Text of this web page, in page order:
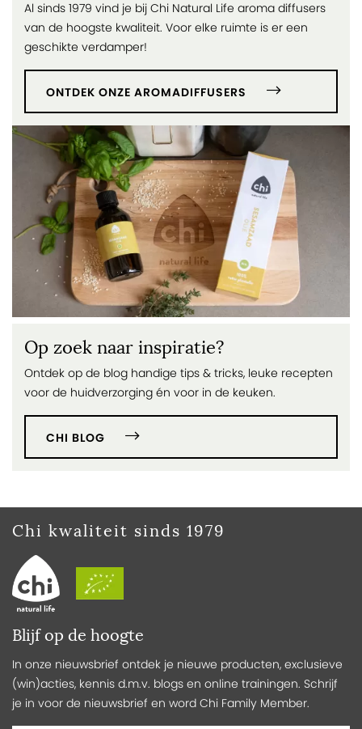
Al sinds 1979 vind je bij Chi Natural Life aroma diffusers
van de hoogste kwaliteit. Voor elke ruimte is er een
geschikte verdamper!
ONTDEK ONZE AROMADIFFUSERS
Op zoek naar inspiratie?
Ontdek op de blog handige tips & tricks, leuke recepten
voor de huidverzorging én voor in de keuken.
CHI BLOG
Blijf op de hoogte
In onze nieuwsbrief ontdek je nieuwe producten, exclusieve
(win)acties, kennis d.m.v. blogs en online trainingen. Schrijf
je in voor de nieuwsbrief en word Chi Family Member.
Chi kwaliteit sinds 1979